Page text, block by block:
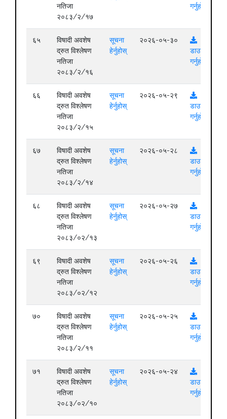
नतिजा
२०८३/२/१७
गर्नुहोस्
६५
विषादी अवशेष
द्रुत विश्लेषण
नतिजा
२०८३/२/१६
सूचना
हेर्नुहोस्
२०२६-०५-३०
डाउनलोड
गर्नुहोस्
६६
विषादी अवशेष
द्रुत विश्लेषण
नतिजा
२०८३/२/१५
सूचना
हेर्नुहोस्
२०२६-०५-२९
डाउनलोड
गर्नुहोस्
६७
विषादी अवशेष
द्रुत विश्लेषण
नतिजा
२०८३/२/१४
सूचना
हेर्नुहोस्
२०२६-०५-२८
डाउनलोड
गर्नुहोस्
६८
विषादी अवशेष
द्रुत विश्लेषण
नतिजा
२०८३/०२/१३
सूचना
हेर्नुहोस्
२०२६-०५-२७
डाउनलोड
गर्नुहोस्
६९
विषादी अवशेष
द्रुत विश्लेषण
नतिजा
२०८३/०२/१२
सूचना
हेर्नुहोस्
२०२६-०५-२६
डाउनलोड
गर्नुहोस्
७०
विषादी अवशेष
द्रुत विश्लेषण
नतिजा
२०८३/२/११
सूचना
हेर्नुहोस्
२०२६-०५-२५
डाउनलोड
गर्नुहोस्
७१
विषादी अवशेष
द्रुत विश्लेषण
नतिजा
२०८३/०२/१०
सूचना
हेर्नुहोस्
२०२६-०५-२४
डाउनलोड
गर्नुहोस्